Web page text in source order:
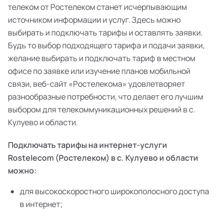
телеком от Ростелеком станет исчерпывающим
источником информации и услуг. Здесь можно
выбирать и подключать тарифы и оставлять заявки.
Будь то выбор подходящего тарифа и подачи заявки,
желание выбирать и подключать тариф в местном
офисе по заявке или изучение планов мобильной
связи, веб-сайт «Ростелекома» удовлетворяет
разнообразные потребности, что делает его лучшим
выбором для телекоммуникационных решений в с.
Кулуево и области.
Подключать тарифы на интернет-услуги
Rostelecom (Ростелеком) в с. Кулуево и области
можно:
для высокоскоростного широкополосного доступа
в интернет;